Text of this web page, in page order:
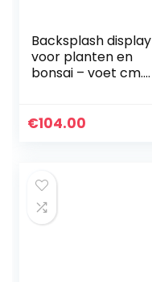
Backsplash display
voor planten en
bonsai – voet cm.
€104.00